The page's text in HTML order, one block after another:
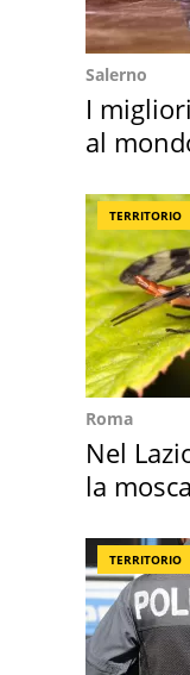
Salerno
I
al
TERRITORIO
Roma
Nel
la
TERRITORIO